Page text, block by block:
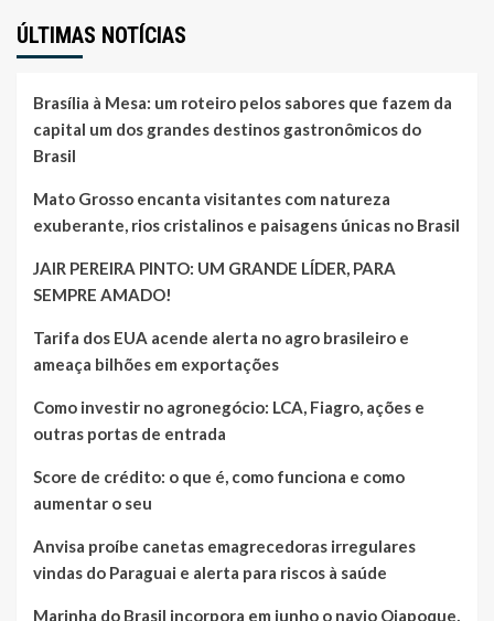
ÚLTIMAS NOTÍCIAS
Brasília à Mesa: um roteiro pelos sabores que fazem da
capital um dos grandes destinos gastronômicos do
Brasil
Mato Grosso encanta visitantes com natureza
exuberante, rios cristalinos e paisagens únicas no Brasil
JAIR PEREIRA PINTO: UM GRANDE LÍDER, PARA
SEMPRE AMADO!
Tarifa dos EUA acende alerta no agro brasileiro e
ameaça bilhões em exportações
Como investir no agronegócio: LCA, Fiagro, ações e
outras portas de entrada
Score de crédito: o que é, como funciona e como
aumentar o seu
Anvisa proíbe canetas emagrecedoras irregulares
vindas do Paraguai e alerta para riscos à saúde
Marinha do Brasil incorpora em junho o navio Oiapoque,